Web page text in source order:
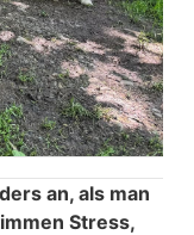
an, als man
Stress,